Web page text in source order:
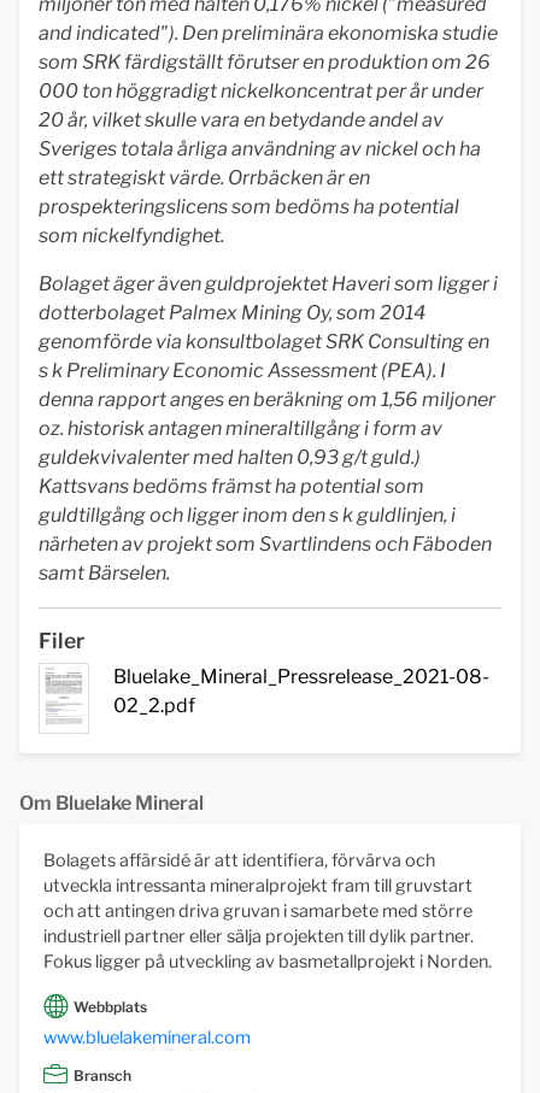
and indicated"). Den preliminära ekonomiska studie
som SRK färdigställt förutser en produktion om 26
000 ton höggradigt nickelkoncentrat per år under
20 år, vilket skulle vara en betydande andel av
Sveriges totala årliga användning av nickel och ha
ett strategiskt värde. Orrbäcken är en
prospekteringslicens som bedöms ha potential
som nickelfyndighet.
Bolaget äger även guldprojektet Haveri som ligger i
dotterbolaget Palmex Mining Oy, som 2014
genomförde via konsultbolaget SRK Consulting en
s k Preliminary Economic Assessment (PEA). I
denna rapport anges en beräkning om 1,56 miljoner
oz. historisk antagen mineraltillgång i form av
guldekvivalenter med halten 0,93 g/t guld.)
Kattsvans bedöms främst ha potential som
guldtillgång och ligger inom den s k guldlinjen, i
närheten av projekt som Svartlindens och Fäboden
samt Bärselen.
Filer
Bluelake_Mineral_Pressrelease_2021-08-
02_2.pdf
Om Bluelake Mineral
Bolagets affärsidé är att identifiera, förvärva och
utveckla intressanta mineralprojekt fram till gruvstart
och att antingen driva gruvan i samarbete med större
industriell partner eller sälja projekten till dylik partner.
Fokus ligger på utveckling av basmetallprojekt i Norden.
Webbplats
www.bluelakemineral.com
Bransch